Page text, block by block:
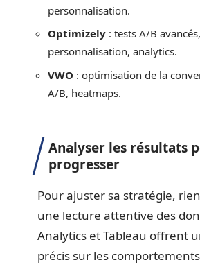
personnalisation.
Optimizely : tests A/B avancés,
personnalisation, analytics.
VWO : optimisation de la
A/B, heatmaps.
Analyser les résultats
progresser
Pour ajuster sa stratégie,
une lecture attentive des
Analytics et Tableau offrent
précis sur les